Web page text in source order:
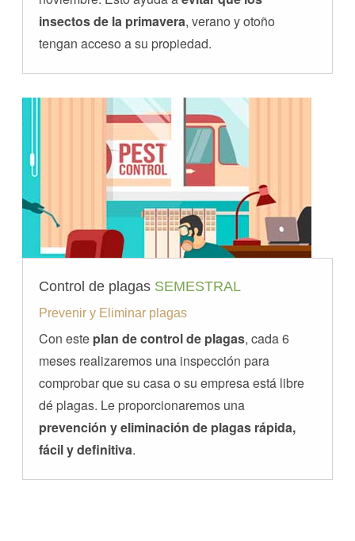
insectos de la primavera, verano y otoño
tengan acceso a su propiedad.
Control de plagas SEMESTRAL
Prevenir y Eliminar plagas
Con este plan de control de plagas, cada 6
meses realizaremos una inspección para
comprobar que su casa o su empresa está libre
dé plagas. Le proporcionaremos una
prevención y eliminación de plagas rápida,
fácil y definitiva.